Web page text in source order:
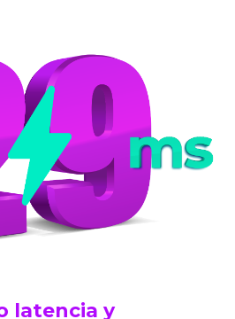
latencia y